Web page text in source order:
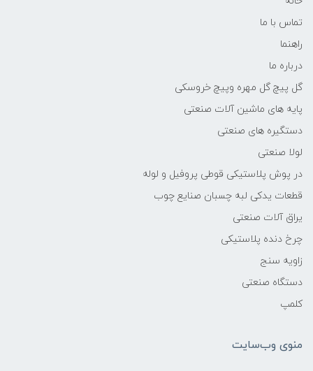
تماس با ما
راهنما
درباره ما
گل پیچ گل مهره وپیچ خروسکی
پایه های ماشین آلات صنعتی
دستگیره های صنعتی
لولا صنعتی
در پوش پلاستیکی قوطی پروفیل و لوله
قطعات یدکی لبه چسبان صنایع چوب
یراق آلات صنعتی
چرخ دنده پلاستیکی
زاویه سنج
دستگاه صنعتی
کلمپ
منوی وب‌سایت